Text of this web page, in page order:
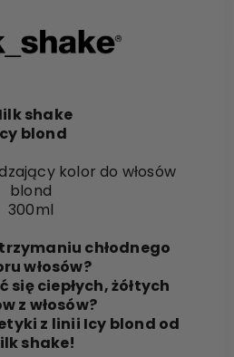
shake
blond
kolor do włosów
blond
300ml
chłodnego
włosów?
się ciepłych, żółtych
z włosów?
z linii Icy blond od
shake!